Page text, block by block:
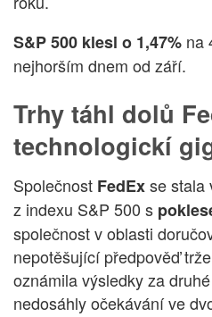
S&P 500 klesl o 1,47% na
nejhorším dnem od září.
Trhy táhl dolů
technologickí
Společnost FedExse stala
z indexu S&P 500 s
společnost v oblasti
nepotěšující předpověď
oznámila výsledky za
nedosáhly očekávání ve